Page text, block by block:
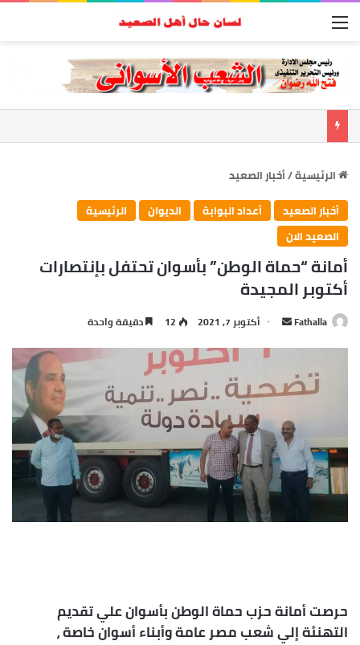
القائمة
الرئيسية/أخبار الصعيد
أخبار الصعيد
أعداد البوابة الديوان
الرئيسية
الصعيد الان
أمانة “حماة الوطن” بأسوان تحتفل بإنتصارات
أكتوبر المجيدة
Fathalla
أرسل
إلكترونيا
أكتوبر 7, 2021 12 دقيقة واحدة
حرصت أمانة حزب حماة الوطن بأسوان علي تقديم
التهنئة إلي شعب مصر عامة وأبناء أسوان خاصة ،